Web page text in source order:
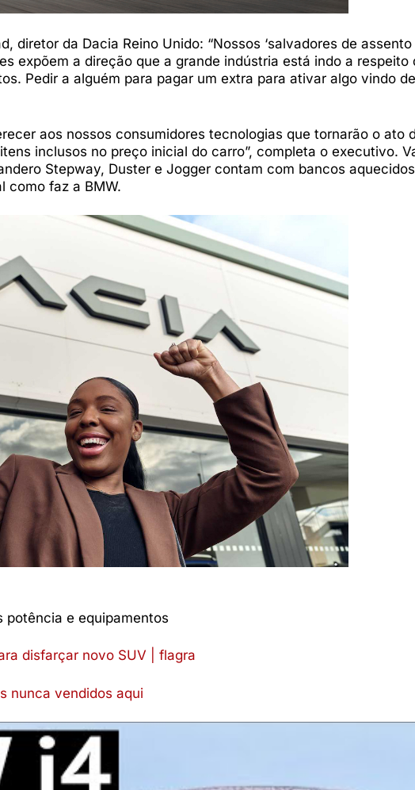
diretor da Dacia Reino Unido: “Nossos ‘salvadores de assento
expõem a direção que a grande indústria está indo a respeito
Pedir a alguém para pagar um extra para ativar algo vindo
aos nossos consumidores tecnologias que tornarão o ato
inclusos no preço inicial do carro”, completa o executivo.
Stepway, Duster e Jogger contam com bancos
como faz a BMW.
potência e equipamentos
disfarçar novo SUV | flagra
nunca vendidos aqui